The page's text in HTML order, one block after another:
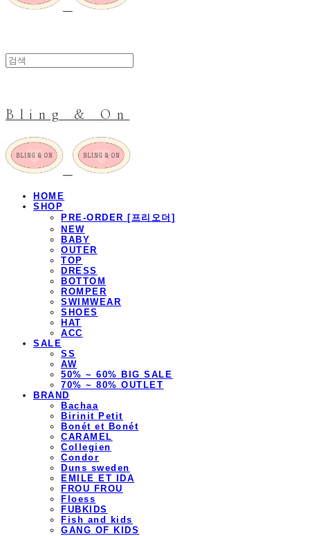
Bling & On
HOME
SHOP
PRE-ORDER [프리오더]
NEW
BABY
OUTER
TOP
DRESS
BOTTOM
ROMPER
SWIMWEAR
SHOES
HAT
ACC
SALE
SS
AW
50% ~ 60% BIG SALE
70% ~ 80% OUTLET
BRAND
Bachaa
Birinit Petit
Bonét et Bonét
CARAMEL
Collegien
Condor
Duns sweden
EMILE ET IDA
FROU FROU
Floess
FUBKIDS
Fish and kids
GANG OF KIDS